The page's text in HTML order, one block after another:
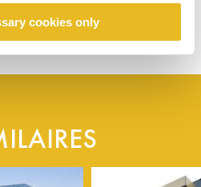
cookies only